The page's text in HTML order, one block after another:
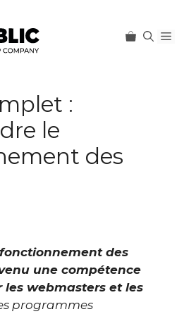
:
le
des
des
une compétence
les webmasters et les
programmes